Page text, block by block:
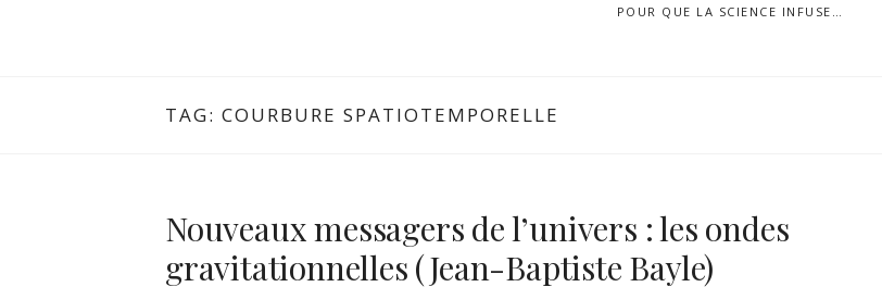
POUR QUE LA SCIENCE INFUSE…
TAG: COURBURE SPATIOTEMPORELLE
Nouveaux messagers de l’univers : les ondes
gravitationnelles (Jean-Baptiste Bayle)